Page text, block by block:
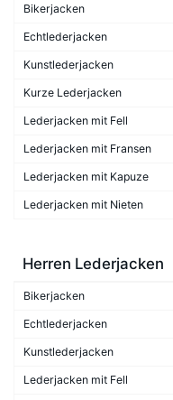
Bikerjacken
Echtlederjacken
Kunstlederjacken
Kurze Lederjacken
Lederjacken mit Fell
Lederjacken mit Fransen
Lederjacken mit Kapuze
Lederjacken mit Nieten
Herren Lederjacken
Bikerjacken
Echtlederjacken
Kunstlederjacken
Lederjacken mit Fell